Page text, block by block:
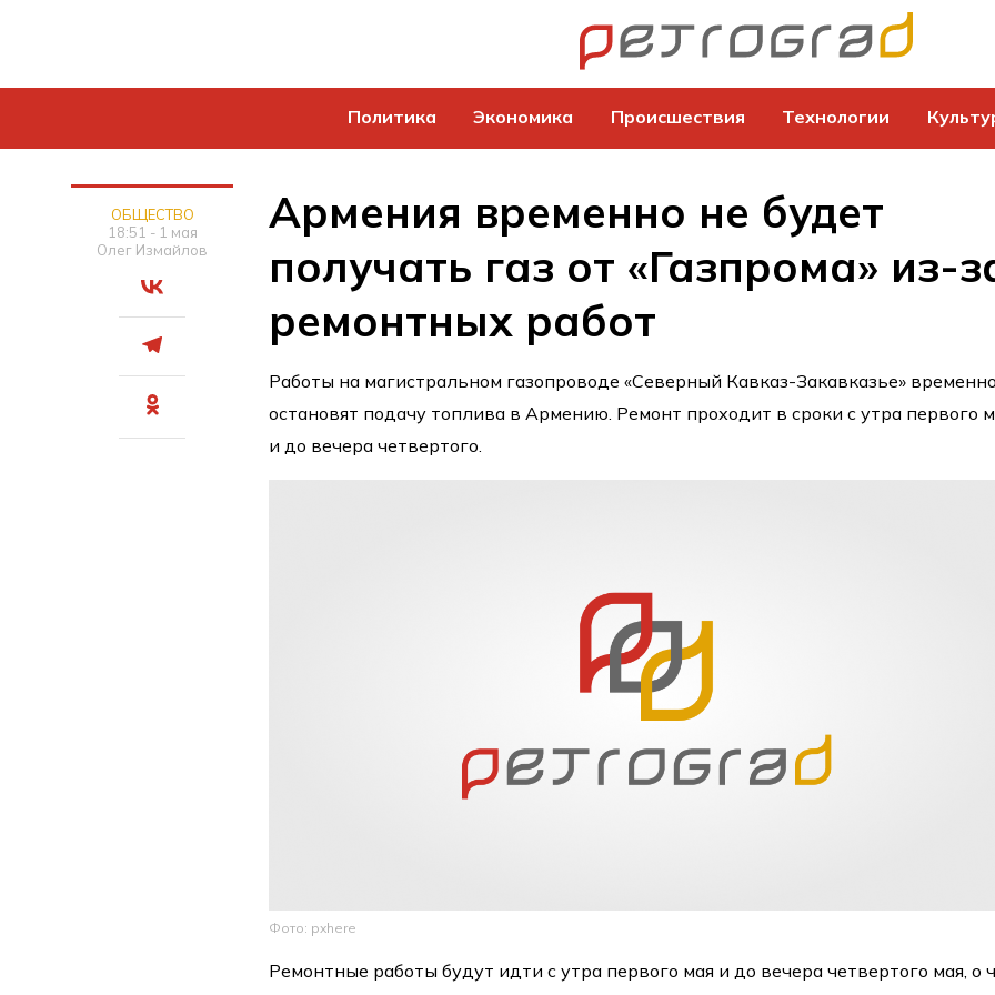
Политика Экономика Происшествия Технологии
ОБЩЕСТВО
18:51 - 1 мая
Олег Измайлов
Армения временно не будет
получать газ от «Газпрома» из-
ремонтных работ
Работы на магистральном газопроводе «Северный Кавказ-Закавказье»
остановят подачу топлива в Армению. Ремонт проходит в сроки с утра первого
и до вечера четвертого.
Фото: pxhere
Ремонтные работы будут идти с утра первого мая и до вечера четвертого мая, о